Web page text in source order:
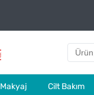
Makyaj Cilt Bakım